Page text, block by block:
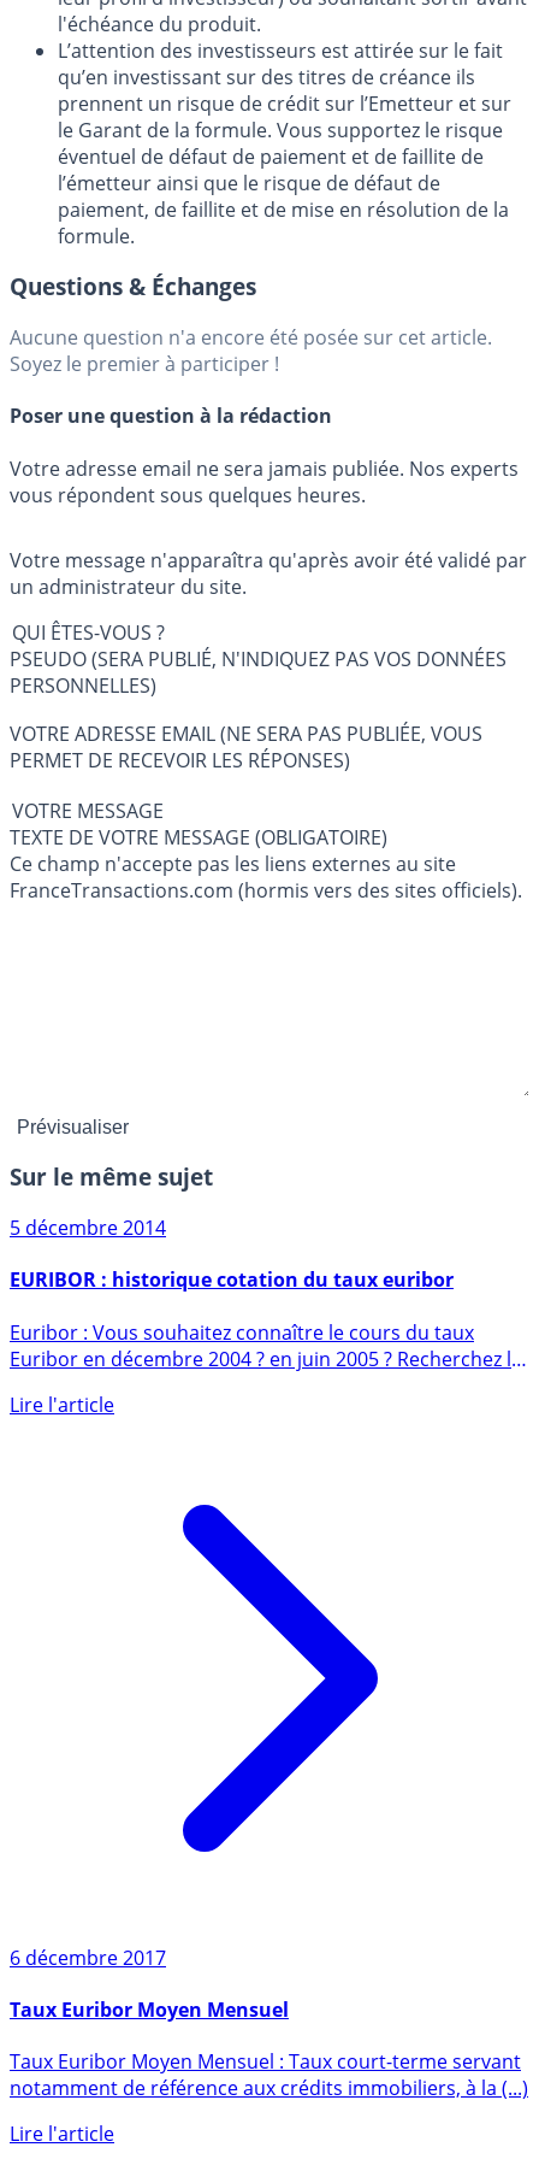
l'échéance du produit.
L’attention des investisseurs est attirée sur le fait
qu’en investissant sur des titres de créance ils
prennent un risque de crédit sur l’Emetteur et sur
le Garant de la formule. Vous supportez le risque
éventuel de défaut de paiement et de faillite de
l’émetteur ainsi que le risque de défaut de
paiement, de faillite et de mise en résolution de la
formule.
Questions & Échanges
Aucune question n'a encore été posée sur cet article.
Soyez le premier à participer !
Poser une question à la rédaction
Votre adresse email ne sera jamais publiée. Nos experts
vous répondent sous quelques heures.
Votre message n'apparaîtra qu'après avoir été validé par
un administrateur du site.
QUI ÊTES-VOUS ?
PSEUDO (SERA PUBLIÉ, N'INDIQUEZ PAS VOS DONNÉES
PERSONNELLES)
VOTRE ADRESSE EMAIL (NE SERA PAS PUBLIÉE, VOUS
PERMET DE RECEVOIR LES RÉPONSES)
VOTRE MESSAGE
TEXTE DE VOTRE MESSAGE (OBLIGATOIRE)
Ce champ n'accepte pas les liens externes au site
FranceTransactions.com (hormis vers des sites officiels).
Sur le même sujet
Euribor : Vous souhaitez connaître le cours du taux
Euribor en décembre 2004 ? en juin 2005 ? Recherchez la
cotation (...)
Taux Euribor Moyen Mensuel : Taux court-terme servant
notamment de référence aux crédits immobiliers, à la (...)